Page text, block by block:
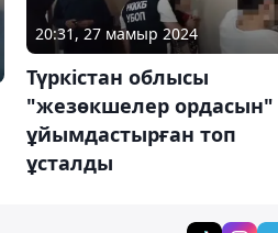
20:31, 27 мамыр 2024
Түркістан облысы
"жезөкшелер ордасын"
ұйымдастырған топ
ұсталды